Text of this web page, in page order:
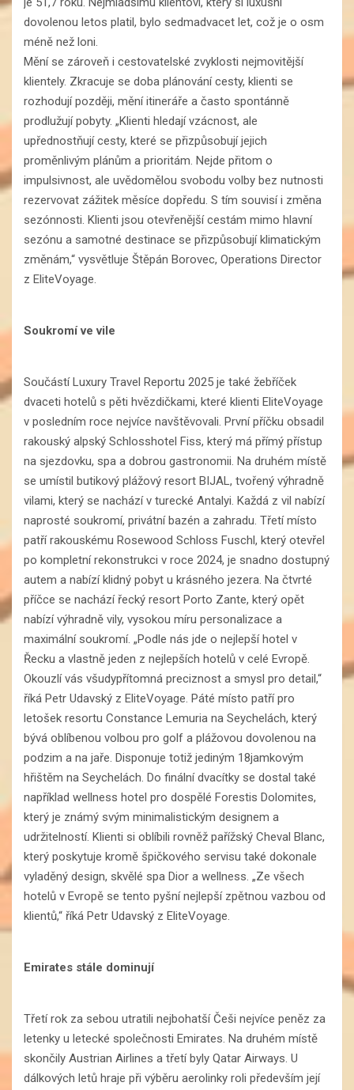
dovolenou letos platil, bylo sedmadvacet let, což je o osm
méně než loni.
Mění se zároveň i cestovatelské zvyklosti nejmovitější
klientely. Zkracuje se doba plánování cesty, klienti se
rozhodují později, mění itineráře a často spontánně
prodlužují pobyty. „Klienti hledají vzácnost, ale
upřednostňují cesty, které se přizpůsobují jejich
proměnlivým plánům a prioritám. Nejde přitom o
impulsivnost, ale uvědomělou svobodu volby bez nutnosti
rezervovat zážitek měsíce dopředu. S tím souvisí i změna
sezónnosti. Klienti jsou otevřenější cestám mimo hlavní
sezónu a samotné destinace se přizpůsobují klimatickým
změnám,“ vysvětluje Štěpán Borovec, Operations Director
z EliteVoyage.
Soukromí ve vile
Součástí Luxury Travel Reportu 2025 je také žebříček
dvaceti hotelů s pěti hvězdičkami, které klienti EliteVoyage
v posledním roce nejvíce navštěvovali. První příčku obsadil
rakouský alpský Schlosshotel Fiss, který má přímý přístup
na sjezdovku, spa a dobrou gastronomii. Na druhém místě
se umístil butikový plážový resort BIJAL, tvořený výhradně
vilami, který se nachází v turecké Antalyi. Každá z vil nabízí
naprosté soukromí, privátní bazén a zahradu. Třetí místo
patří rakouskému Rosewood Schloss Fuschl, který otevřel
po kompletní rekonstrukci v roce 2024, je snadno dostupný
autem a nabízí klidný pobyt u krásného jezera. Na čtvrté
příčce se nachází řecký resort Porto Zante, který opět
nabízí výhradně vily, vysokou míru personalizace a
maximální soukromí. „Podle nás jde o nejlepší hotel v
Řecku a vlastně jeden z nejlepších hotelů v celé Evropě.
Okouzlí vás všudypřítomná preciznost a smysl pro detail,“
říká Petr Udavský z EliteVoyage. Páté místo patří pro
letošek resortu Constance Lemuria na Seychelách, který
bývá oblíbenou volbou pro golf a plážovou dovolenou na
podzim a na jaře. Disponuje totiž jediným 18jamkovým
hřištěm na Seychelách. Do finální dvacítky se dostal také
například wellness hotel pro dospělé Forestis Dolomites,
který je známý svým minimalistickým designem a
udržitelností. Klienti si oblíbili rovněž pařížský Cheval Blanc,
který poskytuje kromě špičkového servisu také dokonale
vyladěný design, skvělé spa Dior a wellness. „Ze všech
hotelů v Evropě se tento pyšní nejlepší zpětnou vazbou od
klientů,“ říká Petr Udavský z EliteVoyage.
Emirates stále dominují
Třetí rok za sebou utratili nejbohatší Češi nejvíce peněz za
letenky u letecké společnosti Emirates. Na druhém místě
skončily Austrian Airlines a třetí byly Qatar Airways. U
dálkových letů hraje při výběru aerolinky roli především její